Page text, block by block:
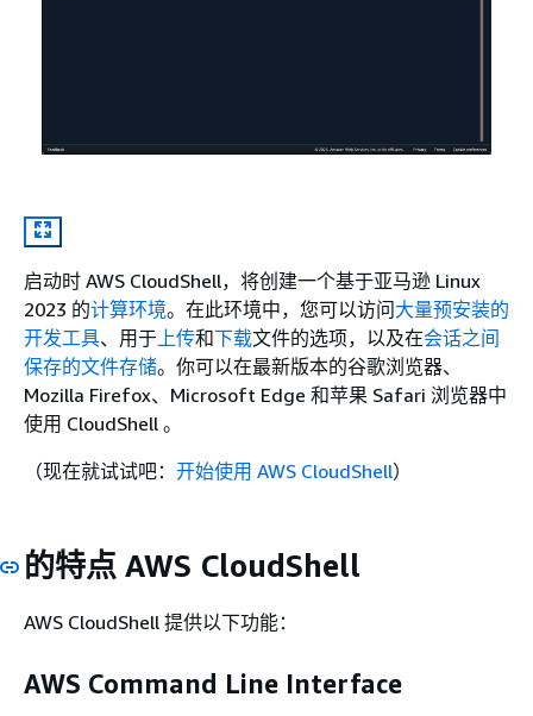
启动时 AWS CloudShell，将创建一个基于亚马逊 Linux
2023 的计算环境。在此环境中，您可以访问大量预安装的
开发工具、用于上传和下载文件的选项，以及在会话之间
保存的文件存储。你可以在最新版本的谷歌浏览器、
Mozilla Firefox、Microsoft Edge 和苹果 Safari 浏览器中
使用 CloudShell 。
（现在就试试吧： 开始使用 AWS CloudShell）
的特点 AWS CloudShell
AWS CloudShell 提供以下功能：
AWS Command Line Interface